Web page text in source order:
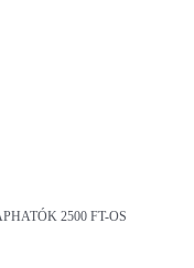
2500 FT-OS